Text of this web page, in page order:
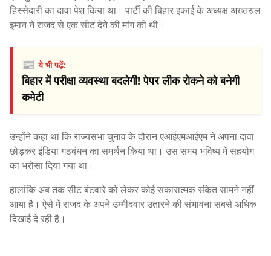
हिस्सेदारी का दावा पेश किया था। पार्टी की बिहार इकाई के अध्यक्ष अख्तरुल
इमान ने राजद से एक सीट देने की मांग की थी।
📰ये भी पढ़ें:
बिहार में परीक्षा व्यवस्था बदलेगी! पेपर लीक रोकने को बनेगी
कमेटी
उन्होंने कहा था कि राज्यसभा चुनाव के दौरान एआईएमआईएम ने अपना दावा
छोड़कर इंडिया गठबंधन का समर्थन किया था। उस समय भविष्य में सहयोग
का भरोसा दिया गया था।
हालांकि अब तक सीट बंटवारे को लेकर कोई सकारात्मक संकेत सामने नहीं
आया है। ऐसे में राजद के अपने उम्मीदवार उतारने की संभावना सबसे अधिक
दिखाई दे रही है।